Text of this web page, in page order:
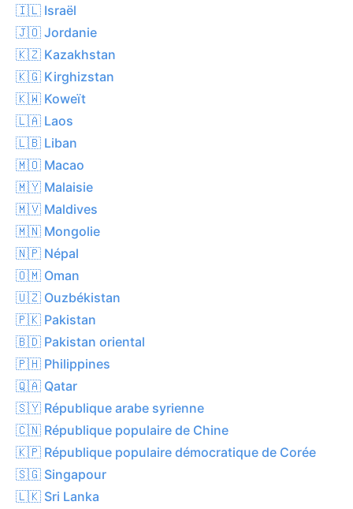
🇮🇱 Israël
🇯🇴 Jordanie
🇰🇿 Kazakhstan
🇰🇬 Kirghizstan
🇰🇼 Koweït
🇱🇦 Laos
🇱🇧 Liban
🇲🇴 Macao
🇲🇾 Malaisie
🇲🇻 Maldives
🇲🇳 Mongolie
🇳🇵 Népal
🇴🇲 Oman
🇺🇿 Ouzbékistan
🇵🇰 Pakistan
🇧🇩 Pakistan oriental
🇵🇭 Philippines
🇶🇦 Qatar
🇸🇾 République arabe syrienne
🇨🇳 République populaire de Chine
🇰🇵 République populaire démocratique de Corée
🇸🇬 Singapour
🇱🇰 Sri Lanka